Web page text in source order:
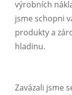
výrobních
jsme schopni
produkty a
hladinu.
Zavázali jsme